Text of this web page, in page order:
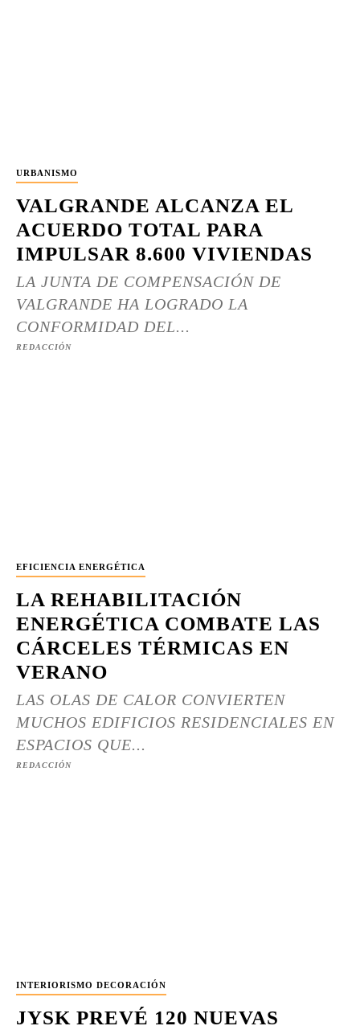
URBANISMO
VALGRANDE ALCANZA EL
ACUERDO TOTAL PARA
IMPULSAR 8.600 VIVIENDAS
LA JUNTA DE COMPENSACIÓN DE
VALGRANDE HA LOGRADO LA
CONFORMIDAD DEL...
REDACCIÓN
EFICIENCIA ENERGÉTICA
LA REHABILITACIÓN
ENERGÉTICA COMBATE LAS
CÁRCELES TÉRMICAS EN
VERANO
LAS OLAS DE CALOR CONVIERTEN
MUCHOS EDIFICIOS RESIDENCIALES EN
ESPACIOS QUE...
REDACCIÓN
INTERIORISMO DECORACIÓN
JYSK PREVÉ 120 NUEVAS